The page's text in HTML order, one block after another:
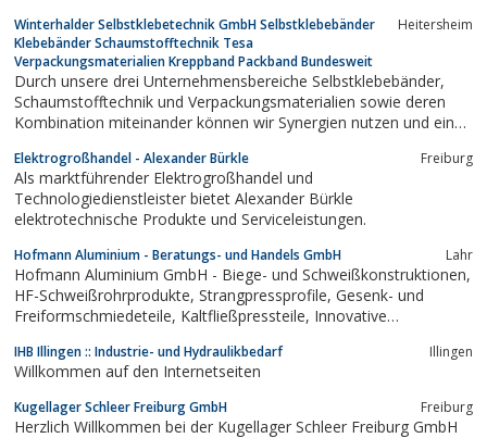
eigene Produktpalette bereichert. Die dafür entwickelten
Maschinen und Zubehör werden an unserem Standort in...
Winterhalder Selbstklebetechnik GmbH Selbstklebebänder
Klebebänder Schaumstofftechnik Tesa
Verpackungsmaterialien Kreppband Packband Bundesweit
Heitersheim
Durch unsere drei Unternehmensbereiche Selbstklebebänder,
Schaumstofftechnik und Verpackungsmaterialien sowie deren
Kombination miteinander können wir Synergien nutzen und eine
Bedarf anbieten. Vom einfachen Faltkarton über hochwertige
Selbstklebebänder bis hin zu...
Elektrogroßhandel - Alexander Bürkle Freiburg
Als marktführender Elektrogroßhandel und
Technologiedienstleister bietet Alexander Bürkle
elektrotechnische Produkte und Serviceleistungen.
Hofmann Aluminium - Beratungs- und Handels GmbH Lahr
Hofmann Aluminium GmbH - Biege- und Schweißkonstruktionen,
HF-Schweißrohrprodukte, Strangpressprofile, Gesenk- und
Freiformschmiedeteile, Kaltfließpressteile, Innovative
IHB Illingen :: Industrie- und Hydraulikbedarf Illingen
Willkommen auf den Internetseiten
Kugellager Schleer Freiburg GmbH Freiburg
Herzlich Willkommen bei der Kugellager Schleer Freiburg GmbH